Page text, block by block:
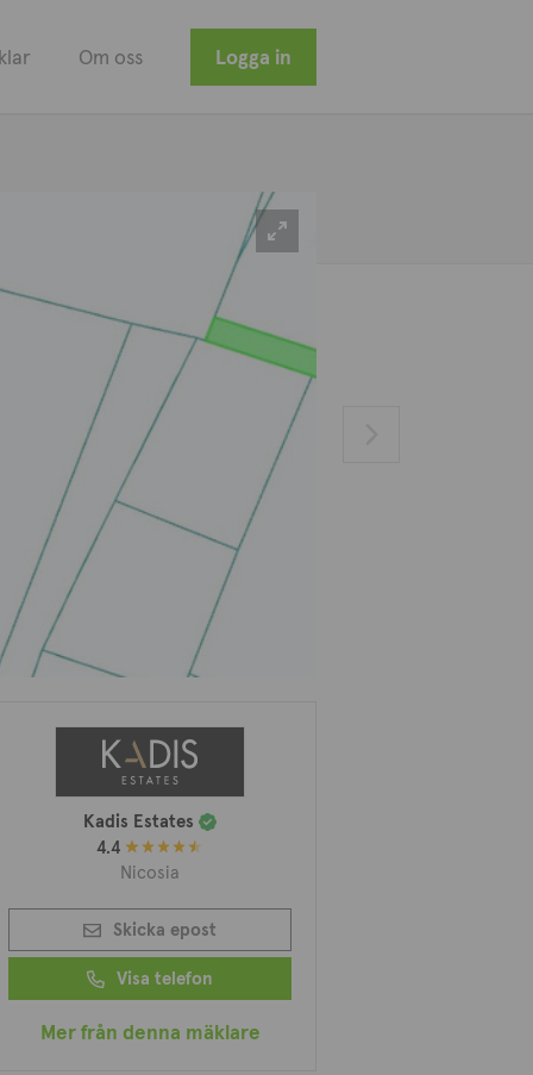
Om oss Logga in
Kadis Estates
4.4
Nicosia
Skicka epost
Visa telefon
Mer från denna mäklare